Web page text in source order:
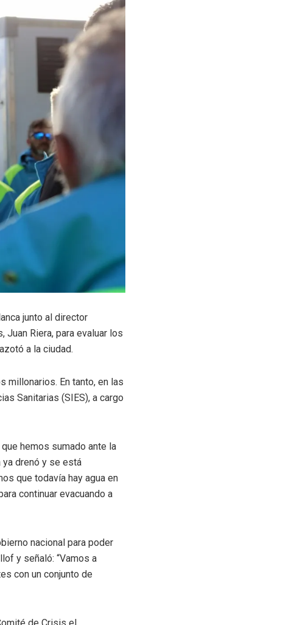
junto al director
Riera, para evaluar los
a la ciudad.
millonarios. En tanto, en las
Sanitarias (SIES), a cargo
hemos sumado ante la
ya drenó y se está
que todavía hay agua en
continuar evacuando a
nacional para poder
y señaló: “Vamos a
con un conjunto de
de Crisis el